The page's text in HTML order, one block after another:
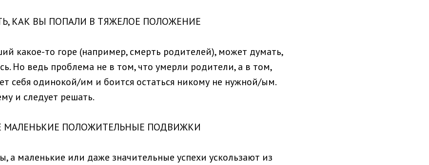
КАК ВЫ ПОПАЛИ В ТЯЖЕЛОЕ ПОЛОЖЕНИЕ
какое-то горе (например, смерть родителей), может думать,
Но ведь проблема не в том, что умерли родители, а в том,
себя одинокой/им и боится остаться никому не нужной/ым.
и следует решать.
МАЛЕНЬКИЕ ПОЛОЖИТЕЛЬНЫЕ ПОДВИЖКИ
а маленькие или даже значительные успехи ускользают из